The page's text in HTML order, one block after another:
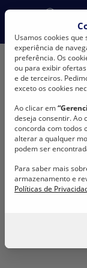
No, stay
Usamos cookies
experiência de
preferência. Os
ou para exibir
e de terceiros.
exceto os cookies
Ao clicar em
deseja consentir. Ao
concorda com todos
alterar a qualquer
podem ser
Para saber mais
armazenamento e
Políticas de